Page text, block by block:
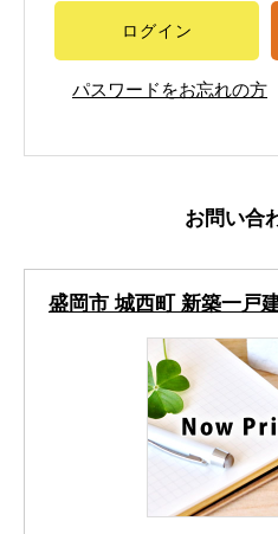
ログイン
パスワードをお忘れの方
お問い合
盛岡市 城西町 新築一戸